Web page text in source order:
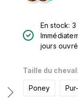
En stock: 3
jours
Taille du cheval:
Poney